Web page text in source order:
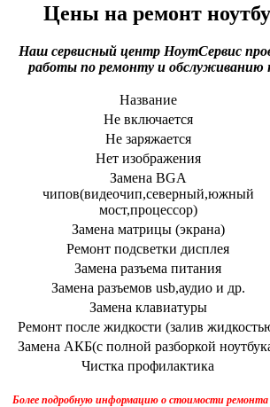
Цены на ремонт
Наш сервисный центр НоутСервис
работы по ремонту и обслуживанию
Название
Не включается
Не заряжается
Нет изображения
Замена BGA
чипов(видеочип,северный,южный
мост,процессор)
Замена матрицы (экрана)
Ремонт подсветки дисплея
Замена разъема питания
Замена разъемов usb,аудио и др.
Замена клавиатуры
Ремонт после жидкости (залив
Замена АКБ(с полной разборкой
Чистка профилактика
Более подробную информацию о стоимости ремонта